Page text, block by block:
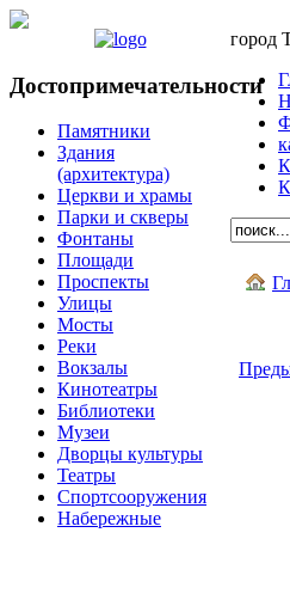
Достопримечательности
Памятники
Здания
(архитектура)
Церкви и храмы
Парки и скверы
Фонтаны
Площади
Проспекты
Улицы
Мосты
Реки
Вокзалы
Кинотеатры
Библиотеки
Музеи
Дворцы культуры
Театры
Спортсооружения
Набережные
город